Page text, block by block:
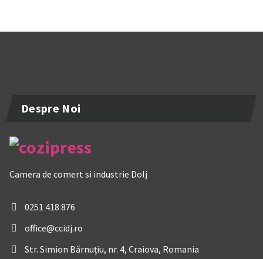
Despre Noi
Camera de comert si industrie Dolj
0251 418 876
office@ccidj.ro
Str. Simion Bărnuțiu, nr. 4, Craiova, Romania